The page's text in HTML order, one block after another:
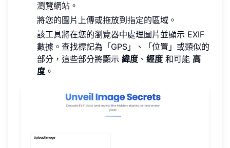
瀏覽網站。
將您的圖片上傳或拖放到指定的區域。
該工具將在您的瀏覽器中處理圖片並顯示 EXIF
數據。查找標記為「GPS」、「位置」或類似的
部分，這些部分將顯示 緯度 、 經度 和可能 高
度 。